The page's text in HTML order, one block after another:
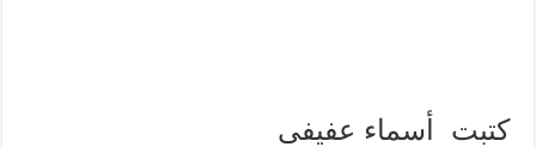
كتبت أسماء عفيفى